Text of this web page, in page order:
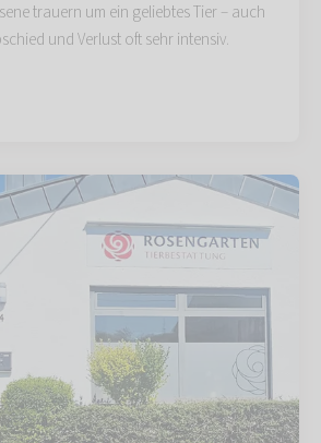
trauern um ein geliebtes Tier – auch
und Verlust oft sehr intensiv.